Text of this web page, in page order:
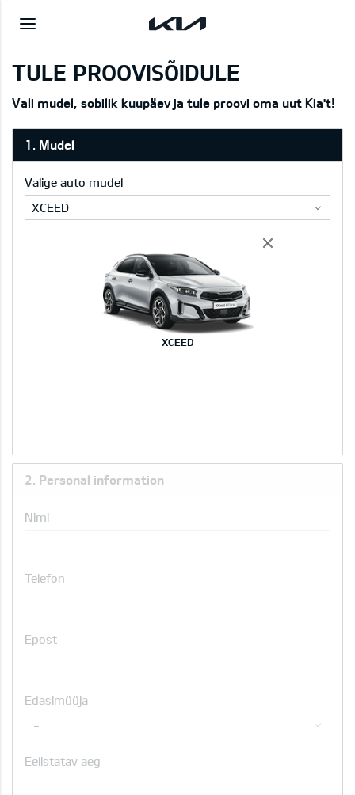
TULE PROOVISÕIDULE
Vali mudel, sobilik kuupäev ja tule proovi oma uut Kia't!
1. Mudel
2. Personal information
Valige auto mudel
XCEED
XCEED
Nimi
Telefon
Epost
Edasimüüja
-
Eelistatav aeg